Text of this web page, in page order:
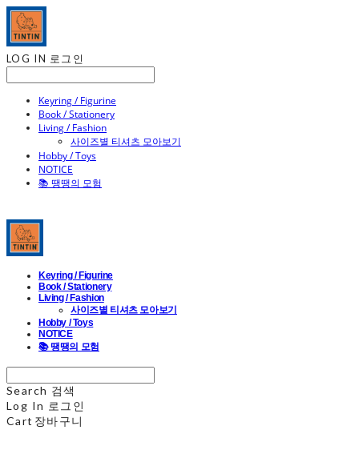
LOG IN 로그인
Keyring / Figurine
Book / Stationery
Living / Fashion
사이즈별 티셔츠 모아보기
Hobby / Toys
NOTICE
📚 땡땡의 모험
Keyring / Figurine
Book / Stationery
Living / Fashion
사이즈별 티셔츠 모아보기
Hobby / Toys
NOTICE
📚 땡땡의 모험
Search 검색
Log In 로그인
Cart 장바구니